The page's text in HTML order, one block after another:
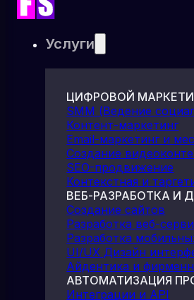
Услуги
ЦИФРОВОЙ
SMM (Ведение
Контент-маркетинг
Email-маркетинг и
Создание
SEO-продвижение
Контекстная и
ВЕБ-РАЗРАБОТКА И
Создание сайтов
Разработка веб-
Разработка
UI/UX Дизайн
Айдентика и
АВТОМАТИЗАЦИЯ
Интеграции и API